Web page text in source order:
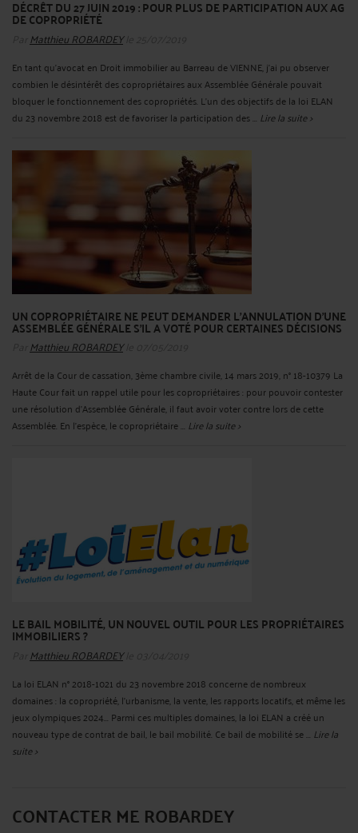
DÉCRÊT DU 27 JUIN 2019 : POUR PLUS DE PARTICIPATION AUX AG
DE COPROPRIÉTÉ
Matthieu ROBARDEYle 25/07/2019
En tant qu'avocat en Droit immobilier au Barreau de VIENNE, j'ai pu observer
combien le désintérêt des copropriétaires aux Assemblée Générale pouvait
bloquer le fonctionnement des copropriétés. L'un des objectifs de la loi ELAN
du 23 novembre 2018 est de favoriser la participation des ... Lire la suite >
UN COPROPRIÉTAIRE NE PEUT DEMANDER L'ANNULATION D'UNE
ASSEMBLÉE GÉNÉRALE S'IL A VOTÉ POUR CERTAINES DÉCISIONS
Matthieu ROBARDEYle 07/05/2019
Arrêt de la Cour de cassation, 3ème chambre civile, 14 mars 2019, n° 18-10379 La
Haute Cour fait un rappel utile pour les copropriétaires : pour pouvoir contester
une résolution d'Assemblée Générale, il faut avoir voter contre lors de cette
Assemblée. En l'espèce, le copropriétaire ... Lire la suite >
LE BAIL MOBILITÉ, UN NOUVEL OUTIL POUR LES PROPRIÉTAIRES
IMMOBILIERS ?
Matthieu ROBARDEYle 03/04/2019
La loi ELAN n° 2018-1021 du 23 novembre 2018 concerne de nombreux
domaines : la copropriété, l'urbanisme, la vente, les rapports locatifs, et même les
jeux olympiques 2024... Parmi ces multiples domaines, la loi ELAN a créé un
nouveau type de contrat de bail, le bail mobilité. Ce bail de mobilité se ... Lire la
suite >
CONTACTER ME ROBARDEY